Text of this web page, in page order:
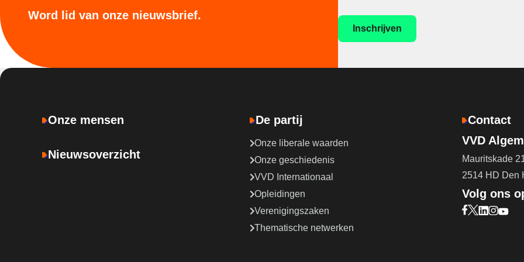
Word lid van onze nieuwsbrief.
Onze mensen
Nieuwsoverzicht
De partij
Onze liberale waarden
Onze geschiedenis
VVD Internationaal
Opleidingen
Verenigingszaken
Thematische netwerken
Contact
VVD
Mauritskade
2514 HD Den
Volg ons
Bezoek onze
Bezoek
Bezoek
Bezoek